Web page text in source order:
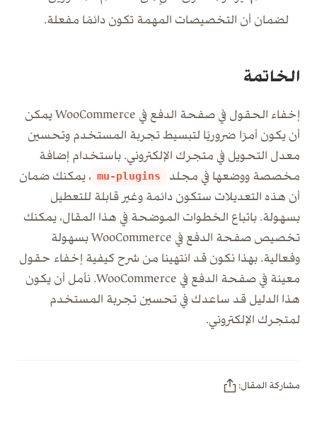
لضمان أن التخصيصات المهمة تكون دائمًا مفعلة.
الخاتمة
إخفاء الحقول في صفحة الدفع في WooCommerce يمكن
أن يكون أمرًا ضروريًا لتبسيط تجربة المستخدم وتحسين
معدل التحويل في متجرك الإلكتروني. باستخدام إضافة
مخصصة ووضعها في مجلد
mu-plugins ، يمكنك ضمان
أن هذه التعديلات ستكون دائمة وغير قابلة للتعطيل
بسهولة. باتباع الخطوات الموضحة في هذا المقال، يمكنك
تخصيص صفحة الدفع في WooCommerce بسهولة
وفعالية. بهذا نكون قد انتهينا من شرح كيفية إخفاء حقول
معينة في صفحة الدفع في WooCommerce. نأمل أن يكون
هذا الدليل قد ساعدك في تحسين تجربة المستخدم
لمتجرك الإلكتروني.
مشاركة المقال: